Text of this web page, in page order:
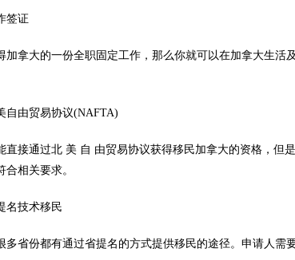
证
大的一份全职固定工作，那么你就可以在加拿大生活
由贸易协议(NAFTA)
通过北 美 自 由贸易协议获得移民加拿大的资格，但
合相关要求。
技术移民
份都有通过省提名的方式提供移民的途径。申请人需